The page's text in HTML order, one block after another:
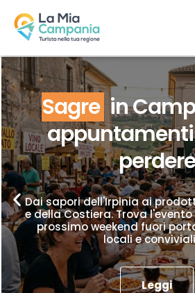
Sagre in
perdere
Dai sapori dell'Irpinia ai
e della Costiera. Trova
prossimo weekend fuori
locali e
Leggi